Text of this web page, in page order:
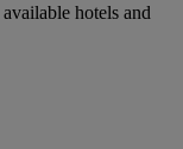
hotels and